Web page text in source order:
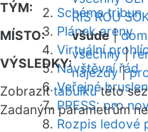
Schéma tribun
Plánek areny
Virtuální
Návštěvní řád
Veřejné
PRESS: pro
Rozpis ledové
TÝM:
RIS ROU
MÍSTO:
všude|
VÝSLEDKY:
všechny|
nájezdy|
Zobrazittabulkutéto
Zadaným parametrům